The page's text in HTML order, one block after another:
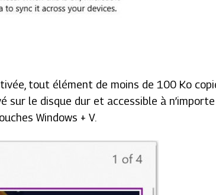
tout élément de moins de 100 Ko
sur le disque dur et accessible à
Windows + V.